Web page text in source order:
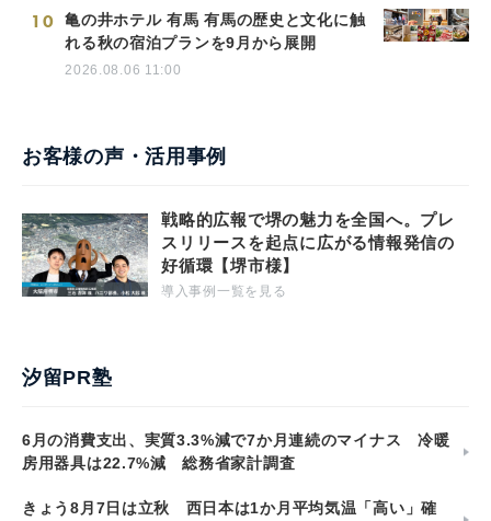
10
亀の井ホテル 有馬 有馬の歴史と文化に触
れる秋の宿泊プランを9月から展開
2026.08.06 11:00
お客様の声・活用事例
戦略的広報で堺の魅力を全国へ。プレ
スリリースを起点に広がる情報発信の
好循環【堺市様】
導入事例一覧を見る
汐留PR塾
6月の消費支出、実質3.3%減で7か月連続のマイナス 冷暖
房用器具は22.7%減 総務省家計調査
きょう8月7日は立秋 西日本は1か月平均気温「高い」確